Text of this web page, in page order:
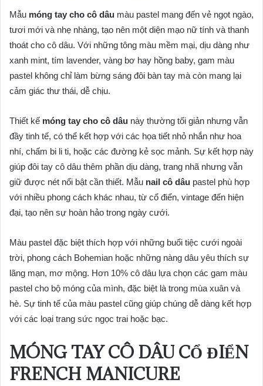
Mẫu móng tay cho cô dâu màu pastel mang đến vẻ ngọt ngào,
tươi mới và nhẹ nhàng, tạo nên một diện mạo nữ tính và thanh
thoát cho cô dâu. Với những tông màu mềm mại, dịu dàng như
xanh mint, tím lavender, vàng bơ hay hồng baby, gam màu
pastel không chỉ làm bừng sáng đôi bàn tay mà còn mang lại
cảm giác thư thái, dễ chịu.
Thiết kế móng tay cho cô dâu này thường tối giản nhưng vẫn
đầy tinh tế, có thể kết hợp với các họa tiết nhỏ nhắn như hoa
nhí, chấm bi li ti, hoặc các đường kẻ sọc mảnh. Sự kết hợp này
giúp đôi tay cô dâu thêm phần dịu dàng, trang nhã nhưng vẫn
giữ được nét nổi bật cần thiết. Mẫu nail cô dâu pastel phù hợp
với nhiều phong cách khác nhau, từ cổ điển, vintage đến hiện
đại, tạo nên sự hoàn hảo trong ngày cưới.
Màu pastel đặc biệt thích hợp với những buổi tiệc cưới ngoài
trời, phong cách Bohemian hoặc những nàng dâu yêu thích sự
lãng mạn, mơ mộng. Hơn 10% cô dâu lựa chọn các gam màu
pastel cho bộ móng của mình, đặc biệt là trong mùa xuân và
hè. Sự tinh tế của màu pastel cũng giúp chúng dễ dàng kết hợp
với các loại trang sức ngọc trai hoặc bạc.
MÓNG TAY CÔ DÂU CỔ ĐIỂN
FRENCH MANICURE